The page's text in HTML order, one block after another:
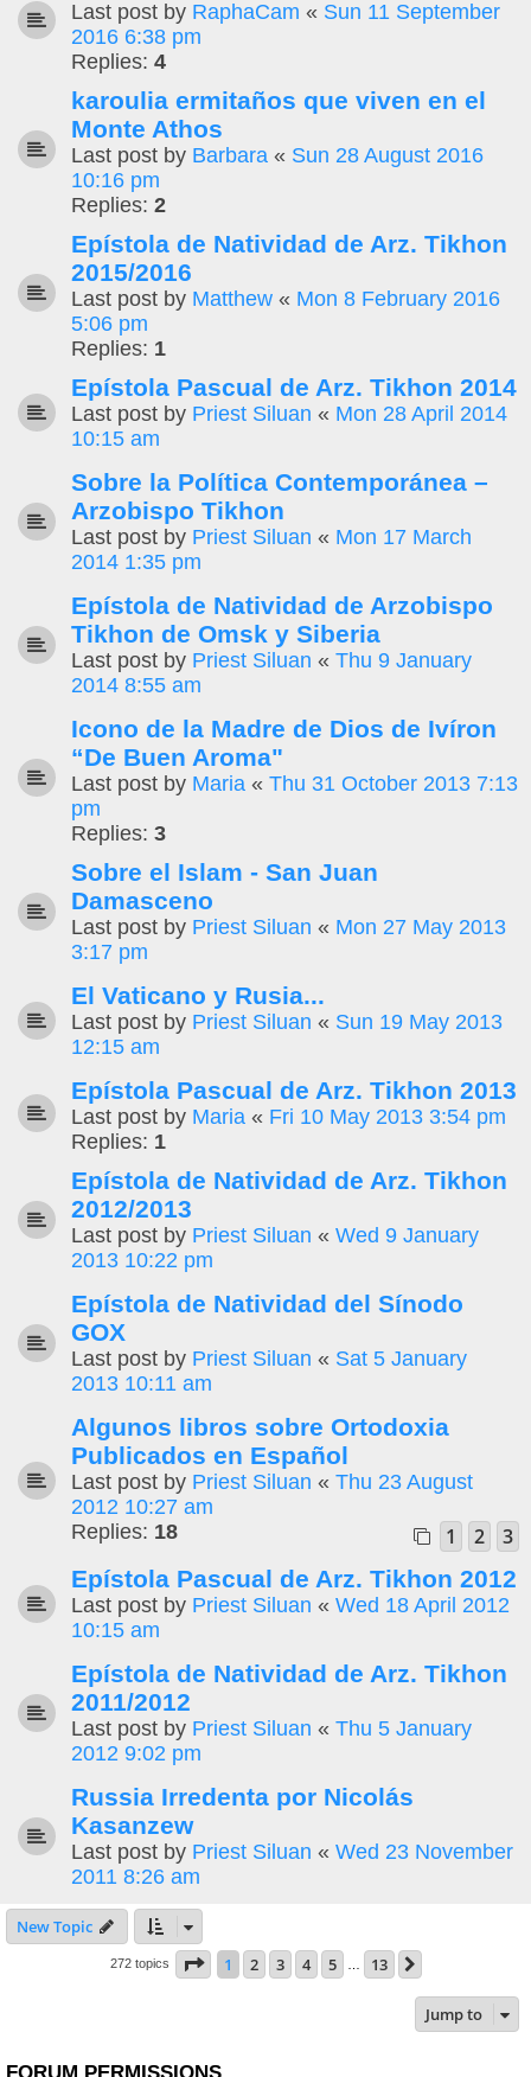
Last post by RaphaCam « Sun 11 September
2016 6:38 pm
Replies: 4
karoulia ermitaños que viven en el
Monte Athos
Last post by Barbara « Sun 28 August 2016
10:16 pm
Replies: 2
Epístola de Natividad de Arz. Tikhon
2015/2016
Last post by Matthew « Mon 8 February 2016
5:06 pm
Replies: 1
Epístola Pascual de Arz. Tikhon 2014
Last post by Priest Siluan « Mon 28 April 2014
10:15 am
Sobre la Política Contemporánea –
Arzobispo Tikhon
Last post by Priest Siluan « Mon 17 March
2014 1:35 pm
Epístola de Natividad de Arzobispo
Tikhon de Omsk y Siberia
Last post by Priest Siluan « Thu 9 January
2014 8:55 am
Icono de la Madre de Dios de Ivíron
“De Buen Aroma"
Last post by Maria « Thu 31 October 2013 7:13
pm
Replies: 3
Sobre el Islam - San Juan
Damasceno
Last post by Priest Siluan « Mon 27 May 2013
3:17 pm
El Vaticano y Rusia...
Last post by Priest Siluan « Sun 19 May 2013
12:15 am
Epístola Pascual de Arz. Tikhon 2013
Last post by Maria « Fri 10 May 2013 3:54 pm
Replies: 1
Epístola de Natividad de Arz. Tikhon
2012/2013
Last post by Priest Siluan « Wed 9 January
2013 10:22 pm
Epístola de Natividad del Sínodo
GOX
Last post by Priest Siluan « Sat 5 January
2013 10:11 am
Algunos libros sobre Ortodoxia
Publicados en Español
Last post by Priest Siluan « Thu 23 August
2012 10:27 am
Replies: 18 1 2 3
Epístola Pascual de Arz. Tikhon 2012
Last post by Priest Siluan « Wed 18 April 2012
10:15 am
Epístola de Natividad de Arz. Tikhon
2011/2012
Last post by Priest Siluan « Thu 5 January
2012 9:02 pm
Russia Irredenta por Nicolás
Kasanzew
Last post by Priest Siluan « Wed 23 November
2011 8:26 am
New Topic
272 topics Page 1of 13
1 2 3 4 5 … 13
Jump to